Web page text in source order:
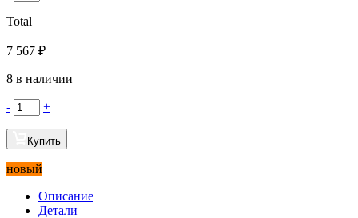
Total
7 567 ₽
8 в наличии
- +
Купить
новый
Описание
Детали